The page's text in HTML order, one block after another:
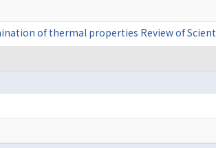
of thermal properties Review of